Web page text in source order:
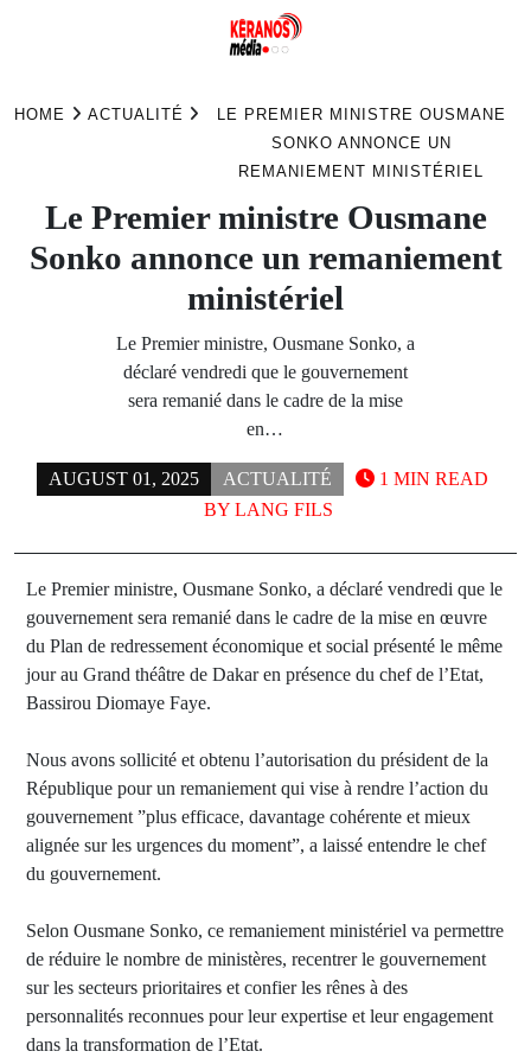
HOME ACTUALITÉ
LE PREMIER MINISTRE OUSMANE
SONKO ANNONCE UN
REMANIEMENT MINISTÉRIEL
Le Premier ministre Ousmane
Sonko annonce un remaniement
ministériel
Le Premier ministre, Ousmane Sonko, a
déclaré vendredi que le gouvernement
sera remanié dans le cadre de la mise
en…
AUGUST 01, 2025
ACTUALITÉ
BY LANG FILS
1 MIN READ
Le Premier ministre, Ousmane Sonko, a déclaré vendredi que le
gouvernement sera remanié dans le cadre de la mise en œuvre
du Plan de redressement économique et social présenté le même
jour au Grand théâtre de Dakar en présence du chef de l’Etat,
Bassirou Diomaye Faye.
Nous avons sollicité et obtenu l’autorisation du président de la
République pour un remaniement qui vise à rendre l’action du
gouvernement ”plus efficace, davantage cohérente et mieux
alignée sur les urgences du moment”, a laissé entendre le chef
du gouvernement.
Selon Ousmane Sonko, ce remaniement ministériel va permettre
de réduire le nombre de ministères, recentrer le gouvernement
sur les secteurs prioritaires et confier les rênes à des
personnalités reconnues pour leur expertise et leur engagement
dans la transformation de l’Etat.